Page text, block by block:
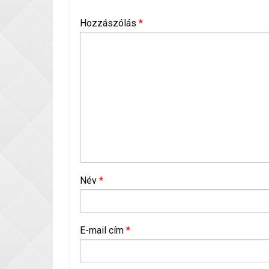
Hozzászólás *
Név *
E-mail cím *